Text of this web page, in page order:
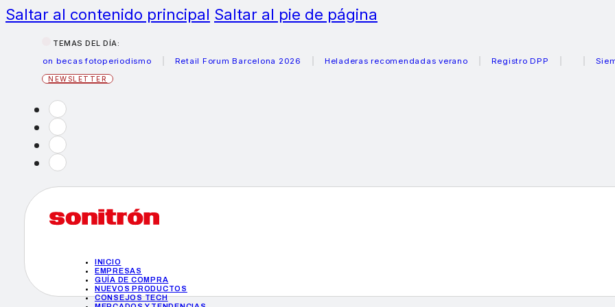
Saltar al contenido principal Saltar al pie de página
TEMAS DEL DÍA:
Canon becas fotoperiodismo
Retail Forum Barcelona 2026 Heladeras recomendadas verano Registro DPP Siemens
NEWSLETTER
INICIO
EMPRESAS
GUÍA DE COMPRA
NUEVOS PRODUCTOS
CONSEJOS TECH